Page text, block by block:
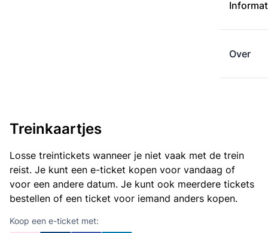
Over
Treinkaartjes
Losse treintickets wanneer je niet vaak met de trein
reist. Je kunt een e-ticket kopen voor vandaag of
voor een andere datum. Je kunt ook meerdere tickets
bestellen of een ticket voor iemand anders kopen.
Koop een e-ticket met: